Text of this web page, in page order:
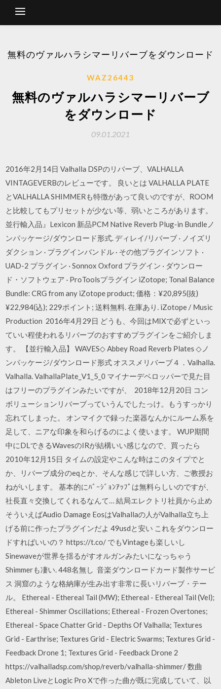
無料のヴァルハラシマーリバーブをダウンロード
WAZ26443
無料のヴァルハラシマーリバーブ
をダウンロード
09.01.2021
2016年2月14日 Valhalla DSPのリバーブ、VALHALLA
VINTAGEVERBのレビューです。 良いとは VALHALLA PLATE
とVALHALLA SHIMMERも特徴があって良いのですが、ROOM
と比較してもプリセットが少ない等、弱いところがあります。
並行輸入品』Lexicon 新品PCM Native Reverb Plug-in Bundleノ
ンパッケージ/ダウンロード形式. ディレイ/リバーブ · ノイズリ
ダクション · プラグインバンドル · その他プラグインソフト ·
UAD-2 プラグイン · Sonnox Oxford プラグイン · ダウンロー
ド・ソフトウェア · ProToolsプラグイン iZotope; Tonal Balance
Bundle: CRG from any iZotope product; 価格：¥20,895(抜)
¥22,984(込); 229ポイント; 送料無料. 在庫あり. iZotope / Music
Production 2016年4月29日 どうも、今回はMIXで必ずといっ
ていい程使われるリバーブのおすすめプラグインをご紹介しま
す。 【並行輸入品】 WAVES◇ Abbey Road Reverb Plates ◇ノ
ンパッケージ/ダウンロード形式 オススメリバーブ４．Valhalla.
Valhalla. ValhallaPlate_V1_5_0 マイナーデベロッパーで見た目
はフリーのプラグインみたいですが、 2018年12月20日 コン
ボリューションリバーブっていうんでしたっけ。もうすっかり
忘れてしまった。 オンマイクで録った楽器なんかにルーム系を
足して、ニアな印象を和らげるのによく使います。 WUP期間
中にDLできるWavesのIRが結構いい感じなので、買ったら
2010年12月15日 タイムの設定やこんな時はこのタイプでと
か、リバーブ成分のeqとか、そんな感じで詳しい方、ご教授お
ねがいします。 基本的にﾊﾞｰｼﾞｮﾝｱｯﾌﾟは無料らしいのですが、
社長直々交換してくれるなんて… 結局エレクトリ社員から止め
そういえばAudio Damage EosはValhallaの人がValhalla立ち上
げる前に作ったプラグインだよ 49usdと安い これをダウンロー
ドすればいいの？ https://t.co/ でもVintageも楽しいし
Sinewaveが世界を揺るがすオルガンみたいになっちゃう
Shimmerも凄い. 448名無し 音楽ダウンロードカード製作サービ
ス 洞窟のような格納庫が生み出す非常に長いリバーブ・テー
ル。 Ethereal - Ethereal Tail (MW); Ethereal - Ethereal Tail (Vel);
Ethereal - Shimmer Oscillations; Ethereal - Frozen Overtones;
Ethereal - Space Chatter Grid - Depths Of Valhalla; Textures
Grid - Earthrise; Textures Grid - Electric Swarms; Textures Grid -
Feedback Drone 1; Textures Grid - Feedback Drone 2
https://valhalladsp.com/shop/reverb/valhalla-shimmer/ 数曲
Ableton LiveとLogic Pro Xで作った曲が既に完成していて、以